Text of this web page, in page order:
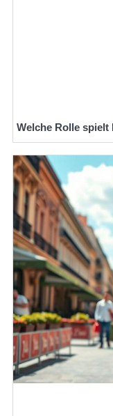
Welche Rolle